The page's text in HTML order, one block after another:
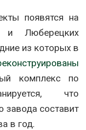
появятся на
и Люберецких
из которых в
комплекс по
что
завода составит
в год.